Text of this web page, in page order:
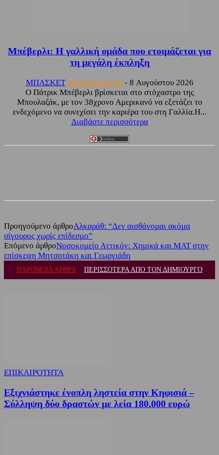
Μπέβερλι: Η γαλλική ομάδα που ετοιμάζεται για
τη μεγάλη έκπληξη
ΜΠΑΣΚΕΤ sporting24news - 8 Αυγούστου 2026
Ο Πάτρικ Μπέβερλι βρίσκεται στο στόχαστρο της
Μπουλαζάκ, με τον 38χρονο Αμερικανό να εξετάζει το
ενδεχόμενο να συνεχίσει την καριέρα του στη Γαλλία.Η...
Διαβάστε περισσότερα
Προηγούμενο άρθροΑλκαράθ: “Δεν αισθάνομαι ακόμα
σίγουρος χωρίς επίδεσμο”
Επόμενο άρθροΝοσοκομείο Αττικόν: Χημικά και ΜΑΤ στην
επίσκεψη Μητσοτάκη και Γεωργιάδη
ΠΑΡΟΜΟΙΑ ΑΡΘΡΑ ΠΕΡΙΣΣΟΤΕΡΑ ΑΠΟ ΤΟΝ ΔΗΜΙΟΥΡΓΟ
ΕΠΙΚΑΙΡΟΤΗΤΑ
Εξιχνιάστηκε ένοπλη ληστεία στην Κηφισιά –
Σύλληψη δύο δραστών με λεία 180.000 ευρώ